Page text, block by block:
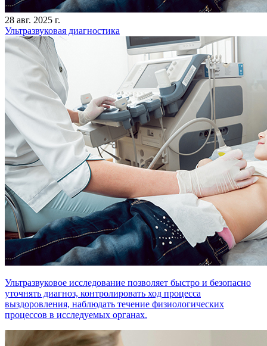
28 авг. 2025 г.
Ультразвуковая диагностика
Ультразвуковое исследование позволяет быстро и безопасно
уточнять диагноз, контролировать ход процесса
выздоровления, наблюдать течение физиологических
процессов в исследуемых органах.